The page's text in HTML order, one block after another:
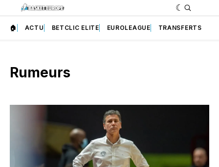
🏠 ACTU BETCLIC ELITE EUROLEAGUE TRANSFERTS
Rumeurs